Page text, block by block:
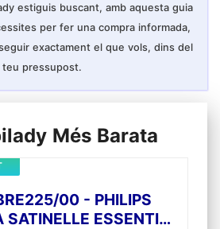
estiguis buscant, amb aquesta guia
per fer una compra informada,
exactament el que vols, dins del
teu pressupost.
Més Barata
00 - PHILIPS
ESSENTIAL